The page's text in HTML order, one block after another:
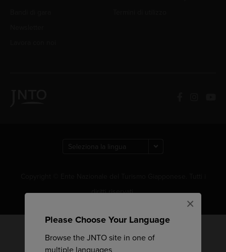
Please Choose Your Language
Browse the JNTO site in one of
multiple languages
×
diritti riservati.